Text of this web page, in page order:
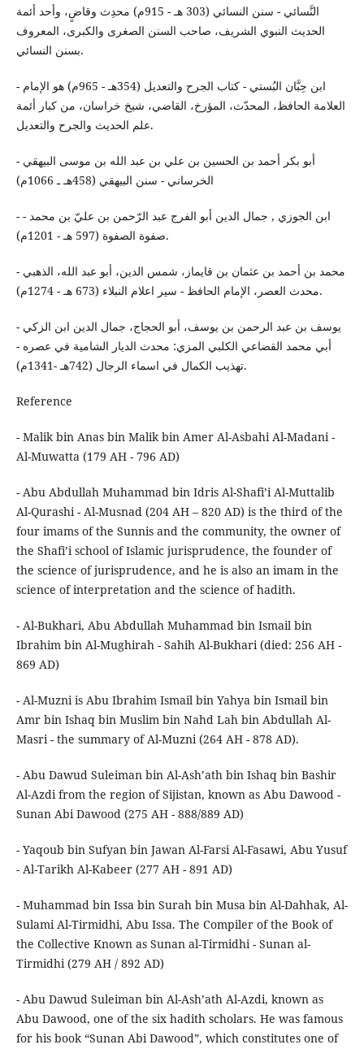
النَّسائي - سنن النسائي (303 هـ - 915م) محدِث وقاضٍ، وأحد أئمة
الحديث النبوي الشريف، صاحب السنن الصغرى والكبرى، المعروف
بسنن النسائي.
- ابن حِبَّان البُستي - كتاب الجرح والتعديل (354هـ - 965م) هو الإمام
العلامة الحافظ، المحدّث، المؤرخ، القاضي، شيخ خراسان، من كبار أئمة
علم الحديث والجرح والتعديل.
- أبو بكر أحمد بن الحسين بن علي بن عبد الله بن موسى البيهقي
الخرساني - سنن البيهقي (458هـ ـ 1066م)
- ابن الجوزي , جمال الدين أبو الفرج عبد الرّحمن بن عليّ بن محمد -
صفوة الصفوة (597 هـ - 1201م).
- محمد بن أحمد بن عثمان بن قايماز، شمس الدين، أبو عبد الله، الذهبي
محدث العصر، الإمام الحافظ - سير اعلام النبلاء (673 هـ - 1274م).
- يوسف بن عبد الرحمن بن يوسف، أبو الحجاج، جمال الدين ابن الزكي
أبي محمد القضاعي الكلبي المزي: محدث الديار الشامية في عصره -
تهذيب الكمال في اسماء الرجال (742هـ -1341م).
Reference
- Malik bin Anas bin Malik bin Amer Al-Asbahi Al-Madani -
Al-Muwatta (179 AH - 796 AD)
- Abu Abdullah Muhammad bin Idris Al-Shafi’i Al-Muttalib
Al-Qurashi - Al-Musnad (204 AH – 820 AD) is the third of the
four imams of the Sunnis and the community, the owner of
the Shafi’i school of Islamic jurisprudence, the founder of
the science of jurisprudence, and he is also an imam in the
science of interpretation and the science of hadith.
- Al-Bukhari, Abu Abdullah Muhammad bin Ismail bin
Ibrahim bin Al-Mughirah - Sahih Al-Bukhari (died: 256 AH -
869 AD)
- Al-Muzni is Abu Ibrahim Ismail bin Yahya bin Ismail bin
Amr bin Ishaq bin Muslim bin Nahd Lah bin Abdullah Al-
Masri - the summary of Al-Muzni (264 AH - 878 AD).
- Abu Dawud Suleiman bin Al-Ash’ath bin Ishaq bin Bashir
Al-Azdi from the region of Sijistan, known as Abu Dawood -
Sunan Abi Dawood (275 AH - 888/889 AD)
- Yaqoub bin Sufyan bin Jawan Al-Farsi Al-Fasawi, Abu Yusuf
- Al-Tarikh Al-Kabeer (277 AH - 891 AD)
- Muhammad bin Issa bin Surah bin Musa bin Al-Dahhak, Al-
Sulami Al-Tirmidhi, Abu Issa. The Compiler of the Book of
the Collective Known as Sunan al-Tirmidhi - Sunan al-
Tirmidhi (279 AH / 892 AD)
- Abu Dawud Suleiman bin Al-Ash’ath Al-Azdi, known as
Abu Dawood, one of the six hadith scholars. He was famous
for his book “Sunan Abi Dawood”, which constitutes one of